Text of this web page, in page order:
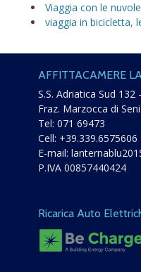
Viaggia con le nuvole
viaggia in bicicletta,
AFFITTACAMERE
S.S. Adriatica Sud 132
Fraz. Marzocca di
Tel: 071 69473
Cell: +39.339.6575606
E-mail:
P.IVA 00857440424
Ricarica Auto